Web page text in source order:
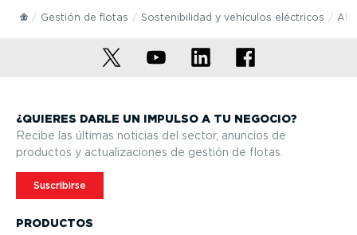
Gestión de flotas Soste­ni­bi­lidad y vehículos eléctricos
PRODUCTOS
¿QUIERES DARLE UN IMPULSO A TU NEGOCIO?
Recibe las últimas noticias del sector, anuncios de
productos y actua­li­za­ciones de gestión de flotas.
Suscribirse